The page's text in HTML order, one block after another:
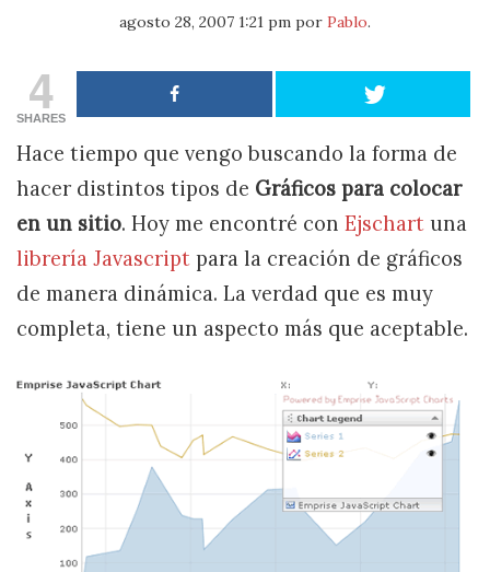
agosto 28, 2007 1:21 pm por Pablo.
4
SHARES
Hace tiempo que vengo buscando la forma de
hacer distintos tipos de Gráficos para colocar
en un sitio. Hoy me encontré con Ejschart una
librería Javascript para la creación de gráficos
de manera dinámica. La verdad que es muy
completa, tiene un aspecto más que aceptable.